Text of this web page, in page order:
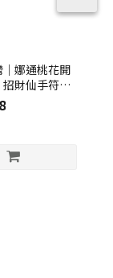
娜通桃花開
財仙手符｜
幫手【線上